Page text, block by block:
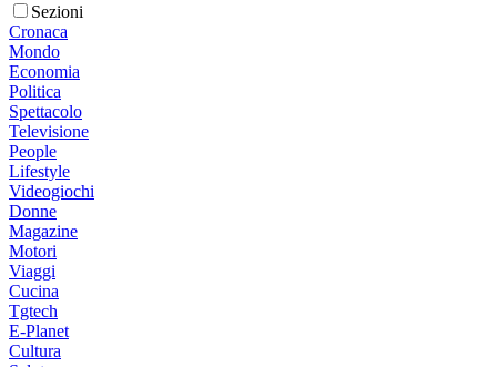
Sezioni
Cronaca
Mondo
Economia
Politica
Spettacolo
Televisione
People
Lifestyle
Videogiochi
Donne
Magazine
Motori
Viaggi
Cucina
Tgtech
E-Planet
Cultura